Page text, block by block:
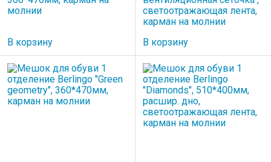
молнии
В корзину
светоотражающая лента,
карман на молнии
В корзину